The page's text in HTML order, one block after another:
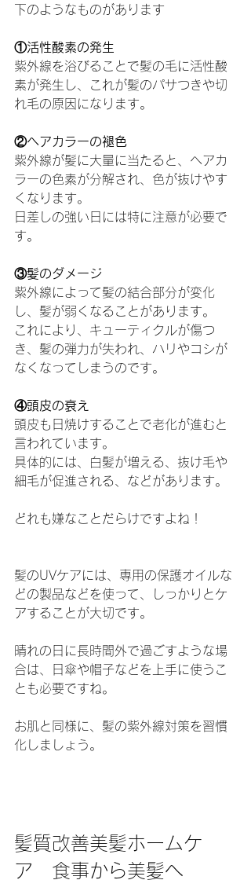
下のようなものがあります
①活性酸素の発生
紫外線を浴びることで髪の毛に活性酸
素が発生し、これが髪のパサつきや切
れ毛の原因になります。
②ヘアカラーの褪色
紫外線が髪に大量に当たると、ヘアカ
ラーの色素が分解され、色が抜けやす
くなります。
日差しの強い日には特に注意が必要で
す。
③髪のダメージ
紫外線によって髪の結合部分が変化
し、髪が弱くなることがあります。
これにより、キューティクルが傷つ
き、髪の弾力が失われ、ハリやコシが
なくなってしまうのです。
④頭皮の衰え
頭皮も日焼けすることで老化が進むと
言われています。
具体的には、白髪が増える、抜け毛や
細毛が促進される、などがあります。
どれも嫌なことだらけですよね！
髪のUVケアには、専用の保護オイルな
どの製品などを使って、しっかりとケ
アすることが大切です。
晴れの日に長時間外で過ごすような場
合は、日傘や帽子などを上手に使うこ
とも必要ですね。
お肌と同様に、髪の紫外線対策を習慣
化しましょう。
髪質改善美髪ホームケ
ア　食事から美髪へ